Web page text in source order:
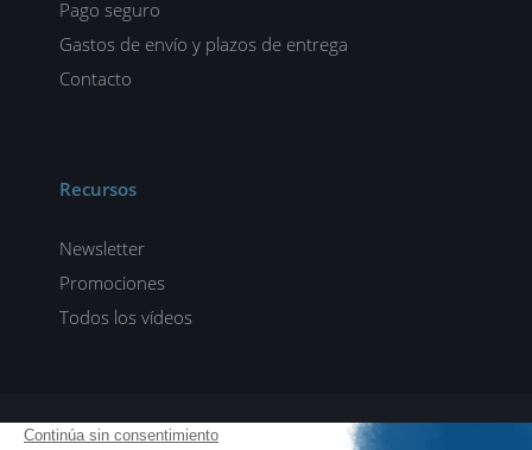
Pago seguro
Gastos de envío y plazos de entrega
Contacto
Recursos
Newsletter
Promociones
Todos los vídeos
ENI elearning